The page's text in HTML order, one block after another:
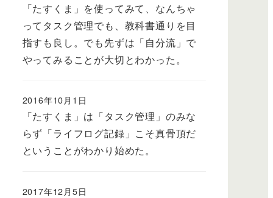
「たすくま」を使ってみて、なんちゃ
ってタスク管理でも、教科書通りを目
指すも良し。でも先ずは「自分流」で
やってみることが大切とわかった。
「たすくま」は「タスク管理」のみな
らず「ライフログ記録」こそ真骨頂だ
ということがわかり始めた。
2016年10月1日
2017年12月5日